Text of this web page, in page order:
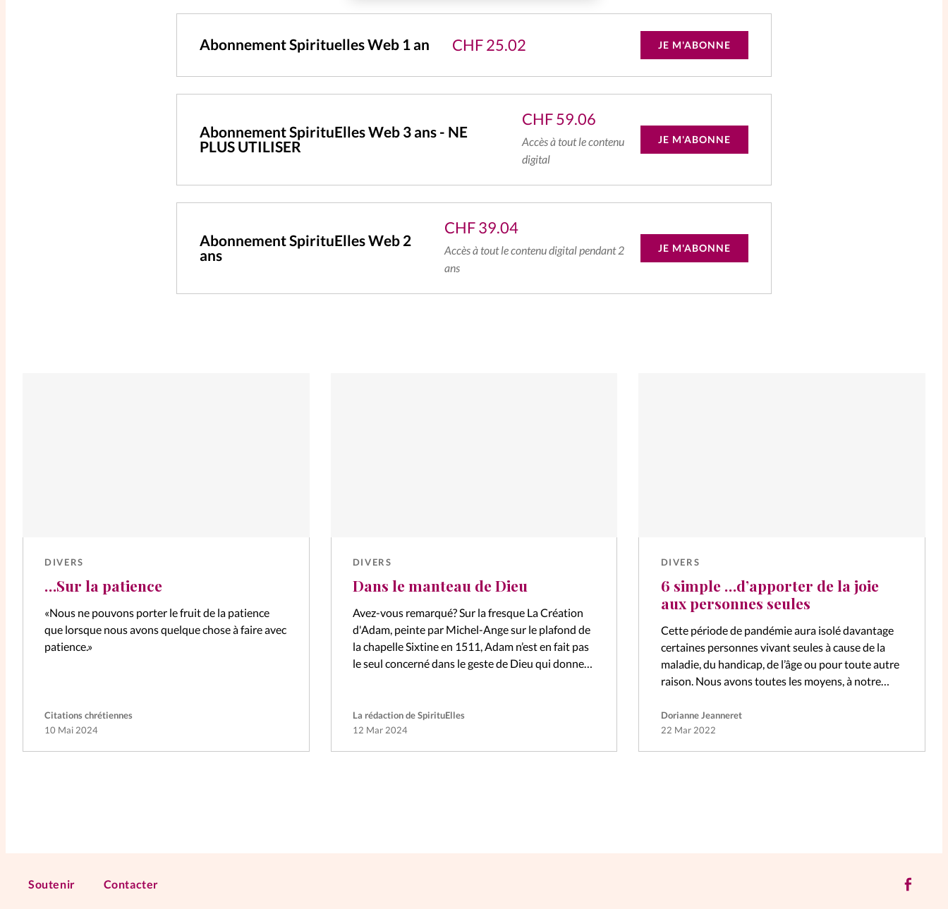
Abonnement Spirituelles Web 1 an CHF25.02 JE M'ABONNE
Abonnement SpirituElles Web 3 ans - NE
PLUS UTILISER
CHF59.06
Accès à tout le contenu
digital
JE M'ABONNE
Abonnement SpirituElles Web 2
ans
CHF39.04
Accès à tout le contenu digital pendant 2
ans
JE M'ABONNE
DIVERS
…Sur la patience
«Nous ne pouvons porter le fruit de la patience
que lorsque nous avons quelque chose à faire avec
patience.»
Citations chrétiennes
10 Mai 2024
DIVERS
Dans le manteau de Dieu
Avez-vous remarqué? Sur la fresque La Création
d'Adam, peinte par Michel-Ange sur le plafond de
la chapelle Sixtine en 1511, Adam n’est en fait pas
le seul concerné dans le geste de Dieu qui donne…
La rédaction de SpirituElles
12 Mar 2024
DIVERS
6 simple …d’apporter de la joie
aux personnes seules
Cette période de pandémie aura isolé davantage
certaines personnes vivant seules à cause de la
maladie, du handicap, de l’âge ou pour toute autre
raison. Nous avons toutes les moyens, à notre
Dorianne Jeanneret
22 Mar 2022
Soutenir Contacter